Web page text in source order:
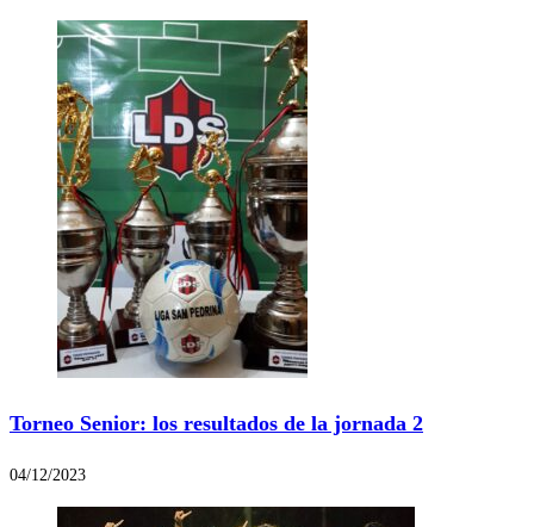
Torneo Senior: los resultados de la jornada 2
04/12/2023